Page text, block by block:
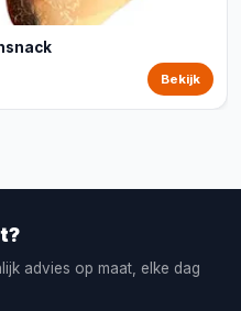
Bekijk
advies op maat, elke dag